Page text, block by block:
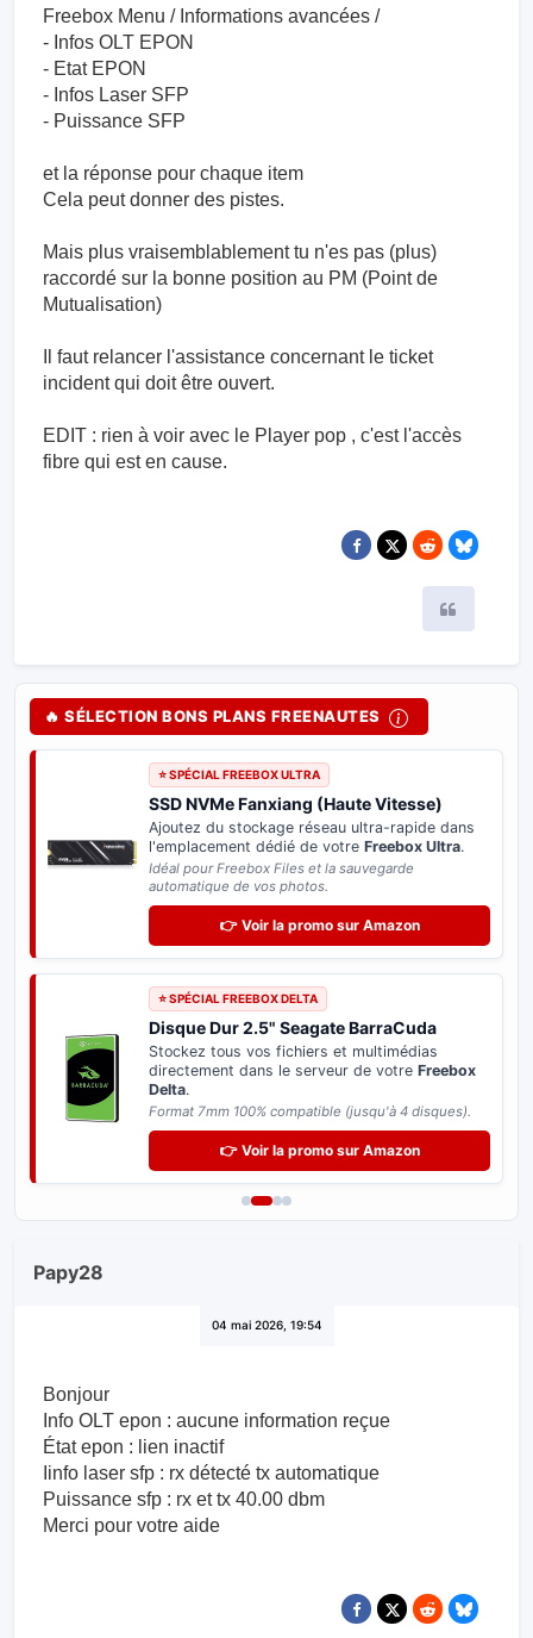
Freebox Menu / Informations avancées /
- Infos OLT EPON
- Etat EPON
- Infos Laser SFP
- Puissance SFP
et la réponse pour chaque item
Cela peut donner des pistes.
Mais plus vraisemblablement tu n'es pas (plus)
raccordé sur la bonne position au PM (Point de
Mutualisation)
Il faut relancer l'assistance concernant le ticket
incident qui doit être ouvert.
EDIT : rien à voir avec le Player pop , c'est l'accès
fibre qui est en cause.
🔥 SÉLECTION BONS PLANS FREENAUTES
⭐ SPÉCIAL FREEBOX ULTRA
SSD NVMe Fanxiang (Haute Vitesse)
Ajoutez du stockage réseau ultra-rapide dans
l'emplacement dédié de votre Freebox Ultra.
Idéal pour Freebox Files et la sauvegarde
automatique de vos photos.
👉 Voir la promo sur Amazon
⭐ SPÉCIAL FREEBOX DELTA
Disque Dur 2.5" Seagate BarraCuda
Stockez tous vos fichiers et multimédias
directement dans le serveur de votre Freebox
Delta.
Format 7mm 100% compatible (jusqu'à 4 disques).
👉 Voir la promo sur Amazon
Papy28
04 mai 2026, 19:54
Bonjour
Info OLT epon : aucune information reçue
État epon : lien inactif
Iinfo laser sfp : rx détecté tx automatique
Puissance sfp : rx et tx 40.00 dbm
Merci pour votre aide